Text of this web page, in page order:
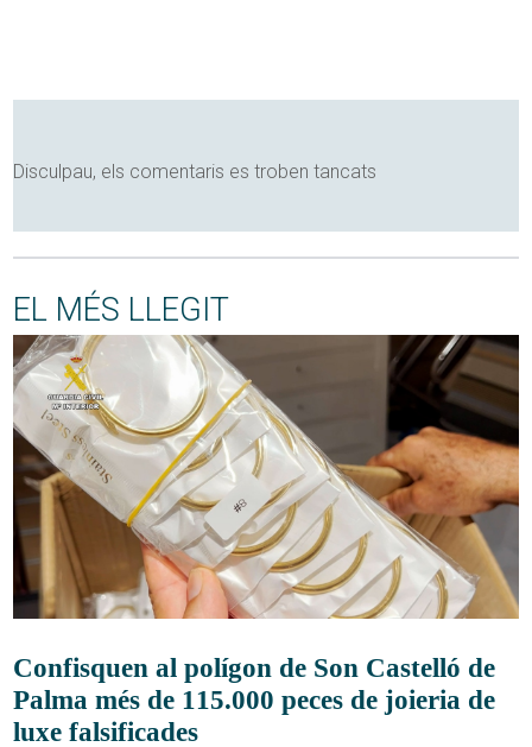
Disculpau, els comentaris es troben tancats
EL MÉS LLEGIT
Confisquen al polígon de Son Castelló de
Palma més de 115.000 peces de joieria de
luxe falsificades